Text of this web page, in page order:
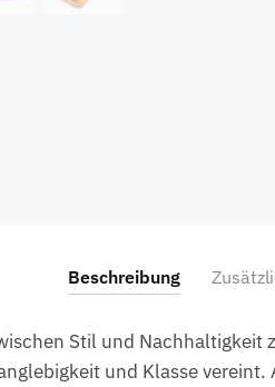
Beschreibung
Stil und Nachhaltigkeit
und Klasse